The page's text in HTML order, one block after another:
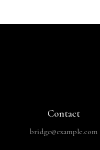
Contact
bridge@example.com